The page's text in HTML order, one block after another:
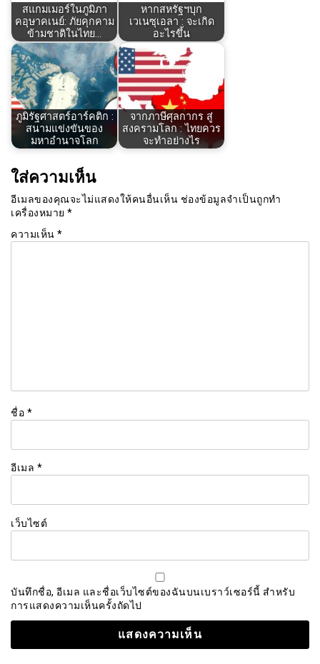
สแกมเมอร์ในภูมิภา
คอุษาคเนย์: ภัยคุกคาม
ข้ามชาติในไทย…
หากสหรัฐฯบุก
เวเนซุเอลา : จะเกิด
อะไรขึ้น
ภูมิรัฐศาสตร์อาร์คติก :
สนามแข่งขันของ
มหาอำนาจโลก
จากภาษีศุลกากร สู่
สงครามโลก : ไทยควร
จะทำอย่างไร
ใส่ความเห็น
อีเมลของคุณจะไม่แสดงให้คนอื่นเห็น ช่องข้อมูลจำเป็นถูกทำ
เครื่องหมาย *
ความเห็น *
ชื่อ *
อีเมล *
เว็บไซต์
บันทึกชื่อ, อีเมล และชื่อเว็บไซต์ของฉันบนเบราว์เซอร์นี้ สำหรับ
การแสดงความเห็นครั้งถัดไป